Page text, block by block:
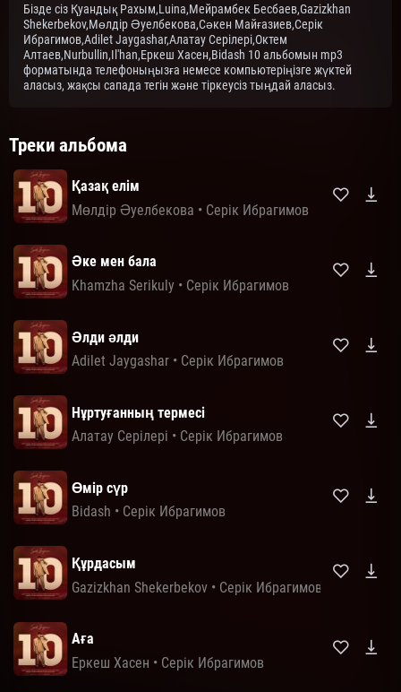
Бізде сіз Қуандық Рахым,Luina,Мейрамбек Бесбаев,Gazizkhan
Shekerbekov,Мөлдір Әуелбекова,Сәкен Майғазиев,Серік
Ибрагимов,Adilet Jaygashar,Алатау Серілері,Октем
Алтаев,Nurbullin,Il'han,Еркеш Хасен,Bidash 10 альбомын mp3
форматында телефоныңызға немесе компьютеріңізге жүктей
аласыз, жақсы сапада тегін және тіркеусіз тыңдай аласыз.
Треки альбома
Қазақ елім
Мөлдір Әуелбекова • Серік Ибрагимов
Әке мен бала
Khamzha Serikuly • Серік Ибрагимов
Әлди әлди
Adilet Jaygashar • Серік Ибрагимов
Нұртуғанның термесі
Алатау Серілері • Серік Ибрагимов
Өмір сүр
Bidash • Серік Ибрагимов
Құрдасым
Gazizkhan Shekerbekov • Серік Ибрагимов
Аға
Еркеш Хасен • Серік Ибрагимов